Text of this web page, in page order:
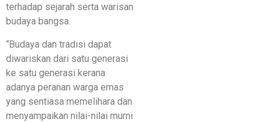
terhadap sejarah serta warisan
budaya bangsa.
“Budaya dan tradisi dapat
diwariskan dari satu generasi
ke satu generasi kerana
adanya peranan warga emas
yang sentiasa memelihara dan
menyampaikan nilai-nilai murni